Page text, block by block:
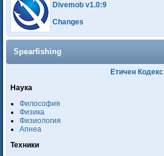
Divemob v1.0:9
Changes
Spearfishing
Етичен Кодекс
Наука
Философия
Физика
Физиология
Апнеа
Техники